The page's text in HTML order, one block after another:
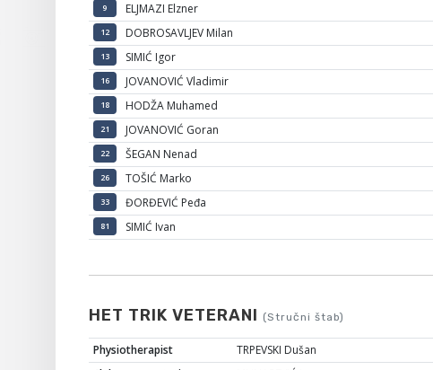
9 ELJMAZI Elzner
12 DOBROSAVLJEV Milan
13 SIMIĆ Igor
16 JOVANOVIĆ Vladimir
18 HODŽA Muhamed
21 JOVANOVIĆ Goran
22 ŠEGAN Nenad
26 TOŠIĆ Marko
33 ĐORĐEVIĆ Peđa
81 SIMIĆ Ivan
HET TRIK VETERANI (Stručni štab)
Physiotherapist
TRPEVSKI Dušan